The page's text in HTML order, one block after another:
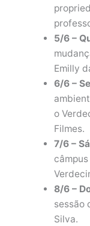
5/6 –
Emilly
6/6 –
o
Filmes.
7/6 –
8/6 –
sessão
Silva.